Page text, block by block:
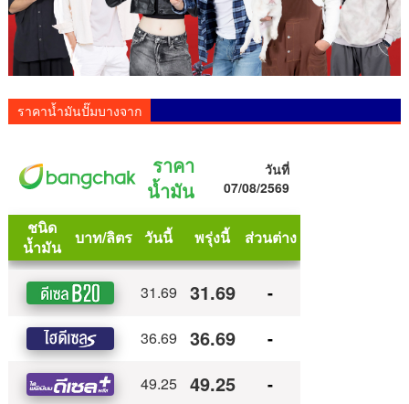
ราคาน้ำมันปั๊มบางจาก